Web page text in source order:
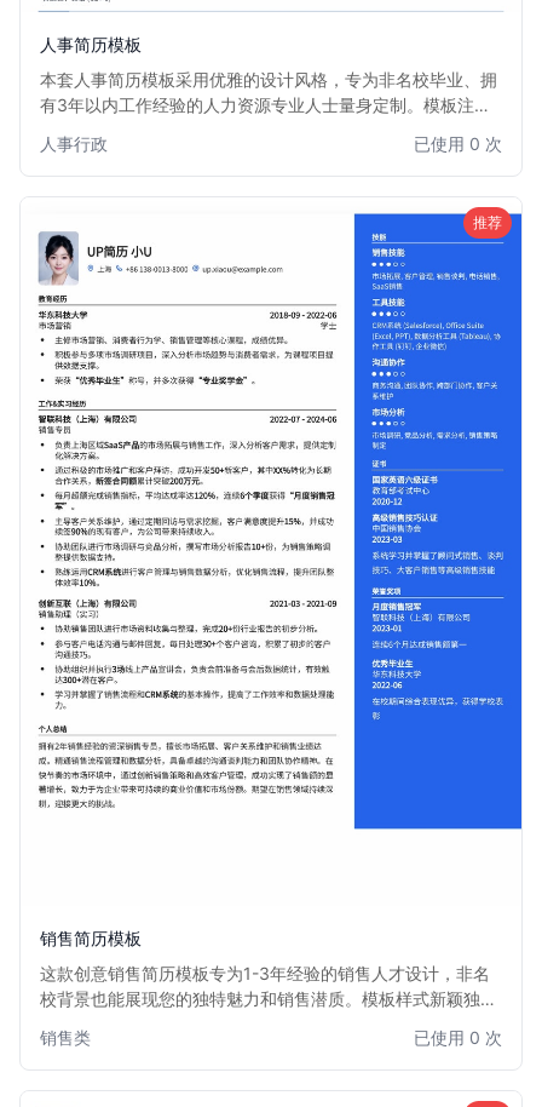
人事简历模板
本套人事简历模板采用优雅的设计风格，专为非名校毕业、拥
有3年以内工作经验的人力资源专业人士量身定制。模板注重
配，有效突出您的专业技能和实践经验，弥补学历背景的不
足。它能帮助您在众多求职者中，以沉稳专业的形象脱颖而
人事行政 已使用 0 次
推荐
销售简历模板
这款创意销售简历模板专为1-3年经验的销售人才设计，非名
校背景也能展现您的独特魅力和销售潜质。模板样式新颖独
沟通技巧。适用于各类销售职位，帮助您在众多求职者中脱颖
而出，获得心仪的销售机会。
销售类 已使用 0 次